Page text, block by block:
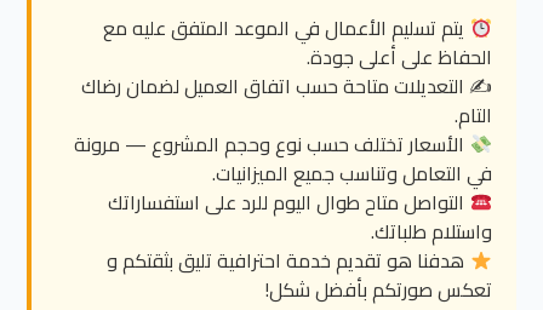
يتم تسليم الأعمال في الموعد المتفق عليه مع
الحفاظ على أعلى جودة.
✍️ التعديلات متاحة حسب اتفاق العميل لضمان رضاك
التام.
الأسعار تختلف حسب نوع وحجم المشروع — مرونة
في التعامل وتناسب جميع الميزانيات.
التواصل متاح طوال اليوم للرد على استفساراتك
واستلام طلباتك.
هدفنا هو تقديم خدمة احترافية تليق بثقتكم و
تعكس صورتكم بأفضل شكل!